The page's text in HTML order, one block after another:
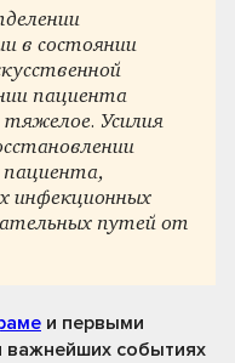
в состоянии
пациента
тяжелое. Усилия
пациента,
инфекционных
путей от
и первыми
важнейших событиях